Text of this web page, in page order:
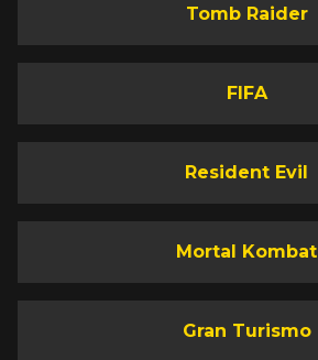
Tomb Raider
FIFA
Resident Evil
Mortal Kombat
Gran Turismo